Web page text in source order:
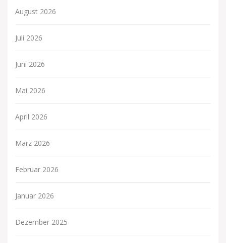
August 2026
Juli 2026
Juni 2026
Mai 2026
April 2026
März 2026
Februar 2026
Januar 2026
Dezember 2025